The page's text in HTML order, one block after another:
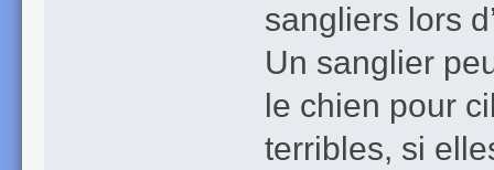
sangliers lors
Un sanglier
le chien pour
terribles, si